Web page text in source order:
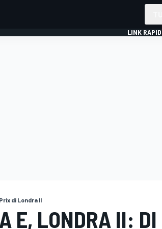
LINK
di Londra II
E, LONDRA II: DI